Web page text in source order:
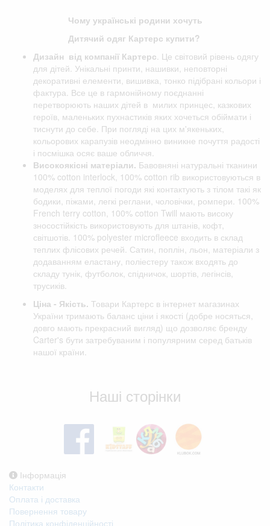
Чому українські родини хочуть
Дитячий одяг Картерс купити?
Дизайн від компанії Картерс . Це світовий рівень одягу
для дітей. Унікальні принти, нашивки, неповторні
декоративні елементи, вишивка, тонко підібрані кольори і
фактура. Все це в гармонійному поєднанні
перетворюють наших дітей в милих принцес, казкових
героїв, маленьких пухнастиків яких хочеться обіймати і
тиснути до себе. При погляді на цих м'якеньких,
кольорових карапузів неодмінно виникне почуття радості
і посмішка осяє ваше обличчя.
Високоякісні матеріали. Бавовняні натуральні тканини
100% cotton interlock, 100% cotton rib використовуються в
моделях для теплої погоди які контактують з тілом такі як
бодики, піжами, легкі реглани, чоловічки, ромпери. 100%
French terry cotton, 100% cotton Twill мають високу
зносостійкість використовують для штанів, кофт,
світшотів. 100% polyester microfleece входить в склад
теплих флісових речей. Сатин, поплін, льон, матеріали з
додаванням еластану, поліестеру також входять до
складу тунік, футболок, спідничок, шортів, легінсів,
трусиків.
Ціна - Якість. Товари Картерс в інтернет магазинах
України тримають баланс ціни і якості (добре носяться,
довго мають прекрасний вигляд) що дозволяє бренду
Carter's бути затребуваним і популярним серед батьків
нашої країни.
Наші сторінки
Інформація
Контакти
Оплата і доставка
Повернення товару
Політика конфіденційності